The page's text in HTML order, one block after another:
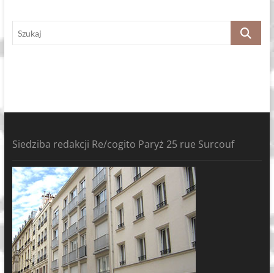
Szukaj
Siedziba redakcji Re/cogito Paryż 25 rue Surcouf